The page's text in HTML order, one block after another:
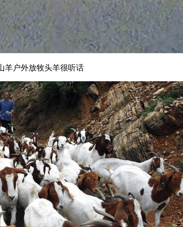
羊户外放牧头羊很听话